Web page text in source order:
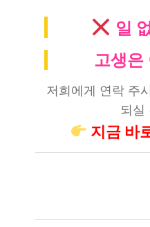
일
고생은
저희에게 연락 주
되실
지금 바